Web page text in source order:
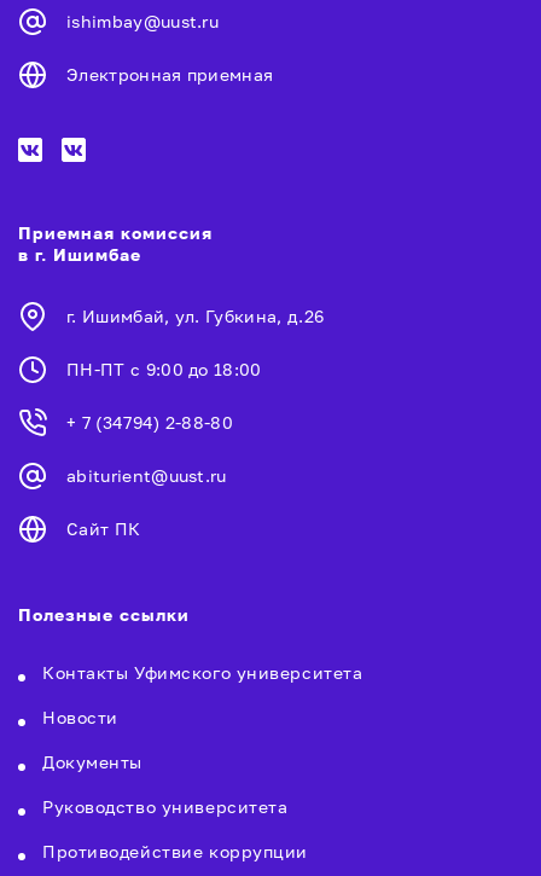
ishimbay@uust.ru
Электронная приемная
Приемная комиссия
в г. Ишимбае
г. Ишимбай, ул. Губкина, д.26
ПН-ПТ с 9:00 до 18:00
+ 7 (34794) 2-88-80
abiturient@uust.ru
Сайт ПК
Полезные ссылки
Контакты Уфимского университета
Новости
Документы
Руководство университета
Противодействие коррупции